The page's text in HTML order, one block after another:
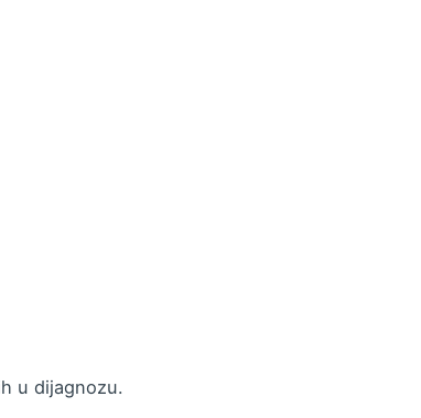
u dijagnozu.